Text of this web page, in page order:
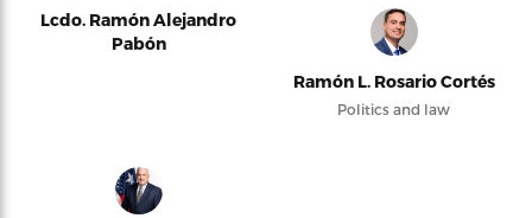
Lcdo. Ramón Alejandro
Pabón
Ramón L. Rosario Cortés
Politics and law